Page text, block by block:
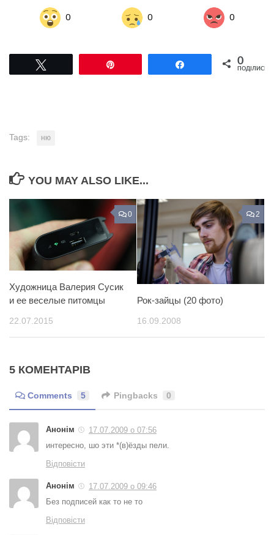
0 0 0
Поділитися0
ПОДІЛИСЬ
Tags: ню
YOU MAY ALSO LIKE...
0
Художница Валерия Сусик
и ее веселые питомцы
22.07.2015
2
Рок-зайцы (20 фото)
16.09.2008
5 КОМЕНТАРІВ
Comments 5 Pingbacks 0
Анонім
17.07.2009 о 07:56
интересно, шо эти *(в)ёзды пели.
Відповісти
Анонім
17.07.2009 о 09:46
Без подписей как то не то
Відповісти